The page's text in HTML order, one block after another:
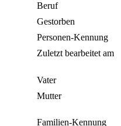
Beruf
Gestorben
Personen-Kennung
Zuletzt bearbeitet am
Vater
Mutter
Familien-Kennung